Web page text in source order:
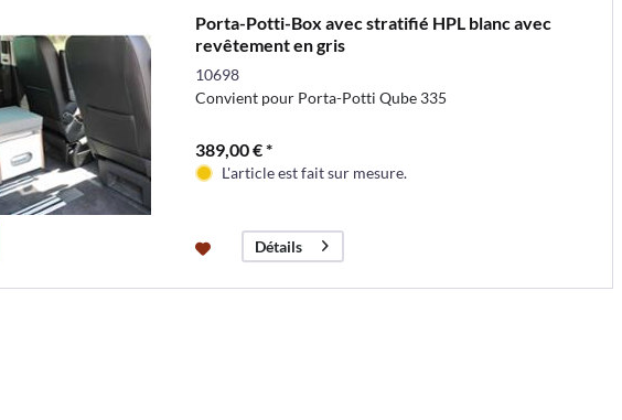
Porta-Potti-Box avec stratifié HPL blanc avec
revêtement en gris
10698
Convient pour Porta-Potti Qube 335
389,00 € *
L'article est fait sur mesure.
Détails